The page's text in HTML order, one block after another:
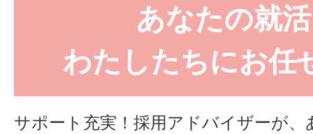
あなたの就活
わたしたちにお任
サポート充実！採用アドバイザーが、